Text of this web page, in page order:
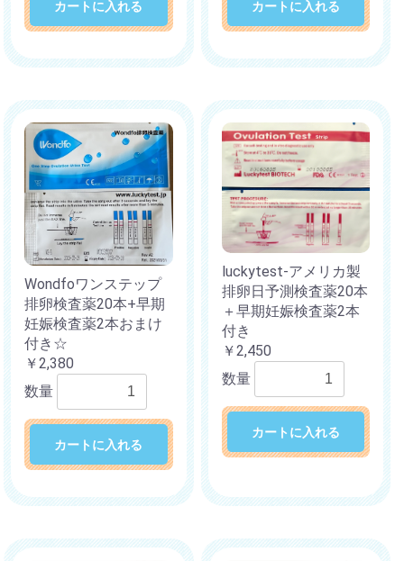
カートに入れる カートに入れる
Wondfoワンステップ
排卵検査薬20本+早期
妊娠検査薬2本おまけ
付き☆
￥2,380
数量
カートに入れる
luckytest-アメリカ製
排卵日予測検査薬20本
＋早期妊娠検査薬2本
付き
￥2,450
数量
カートに入れる